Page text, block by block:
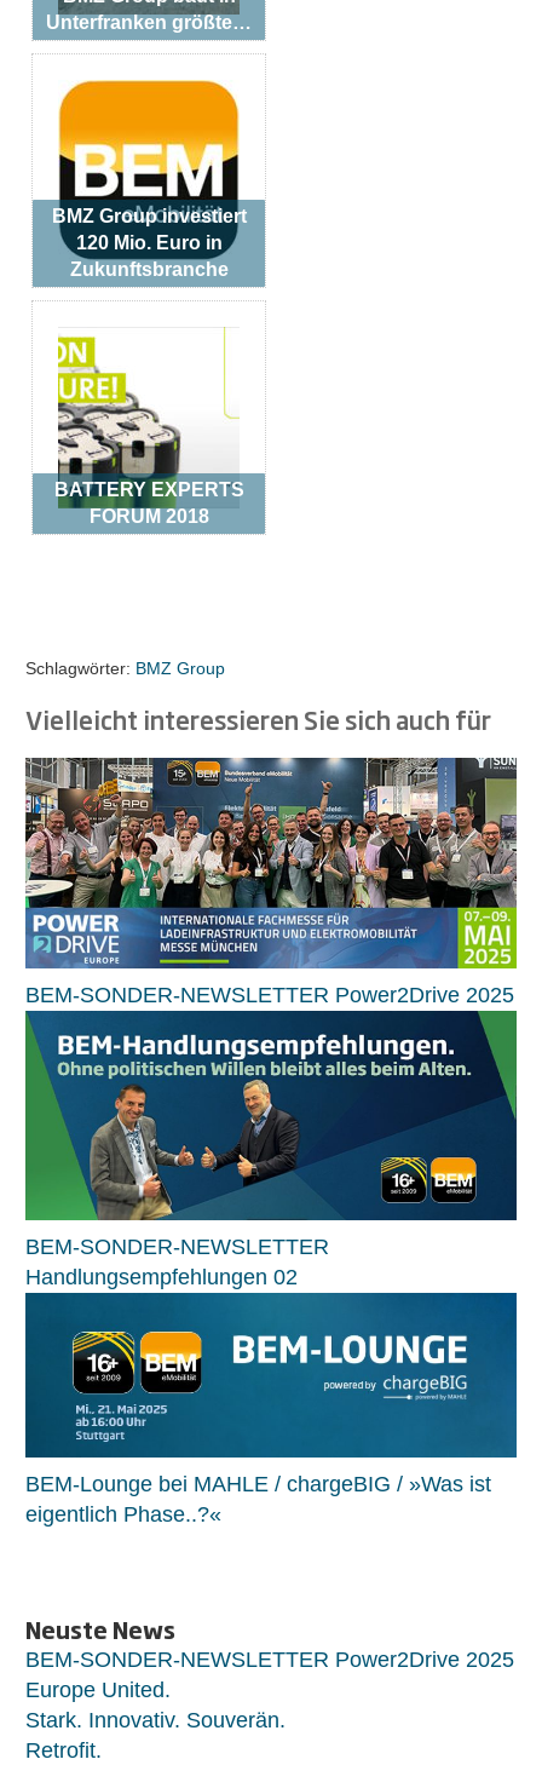
Unterfranken größte…
BMZ Group investiert
120 Mio. Euro in
Zukunftsbranche
BATTERY EXPERTS
FORUM 2018
Schlagwörter: BMZ Group
Vielleicht interessieren Sie sich auch für
BEM-SONDER-NEWSLETTER Power2Drive 2025
BEM-SONDER-NEWSLETTER
Handlungsempfehlungen 02
BEM-Lounge bei MAHLE / chargeBIG / »Was ist
eigentlich Phase..?«
Neuste News
BEM-SONDER-NEWSLETTER Power2Drive 2025
Europe United.
Stark. Innovativ. Souverän.
Retrofit.